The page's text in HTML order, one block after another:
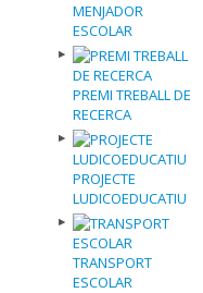
MENJADOR
ESCOLAR
PREMI TREBALL DE
RECERCA
PROJECTE
LUDICOEDUCATIU
TRANSPORT
ESCOLAR